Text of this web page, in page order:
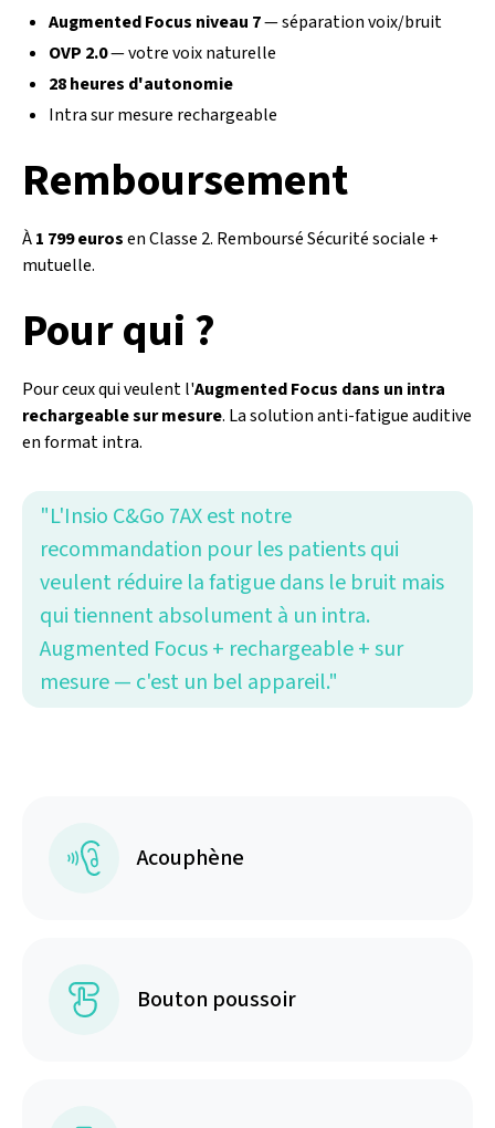
Augmented Focus niveau 7— séparation voix/bruit
OVP 2.0— votre voix naturelle
28 heures d'autonomie
Intra sur mesure rechargeable
Remboursement
À1 799 eurosen Classe 2. Remboursé Sécurité sociale +
mutuelle.
Pour qui ?
Pour ceux qui veulent l'Augmented Focus dans un intra
rechargeable sur mesure. La solution anti-fatigue auditive
en format intra.
"L'Insio C&Go 7AX est notre
recommandation pour les patients qui
veulent réduire la fatigue dans le bruit mais
qui tiennent absolument à un intra.
Augmented Focus + rechargeable + sur
mesure — c'est un bel appareil."
Acouphène
Bouton poussoir